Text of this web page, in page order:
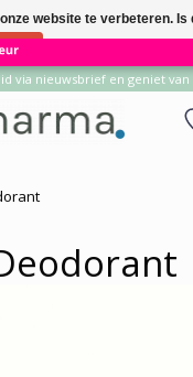
Reviews
via nieuwsbrief en geniet
website te verbeteren. Is
Nee